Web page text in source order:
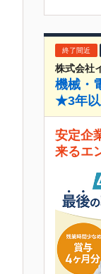
終了間近
株式会社
機械・
★3年以
安定企
来るエ